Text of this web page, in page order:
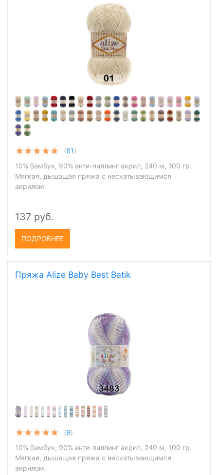
(61)
10% бамбук, 90% анти-пиллинг акрил, 240 м, 100 гр.
Мягкая, дышащая пряжа с нескатывающимся
акрилом.
137 руб.
ПОДРОБНЕЕ
Пряжа Alize Baby Best Batik
(9)
10% бамбук, 90% анти-пиллинг акрил, 240 м, 100 гр.
Мягкая, дышащая пряжа с нескатывающимся
акрилом.